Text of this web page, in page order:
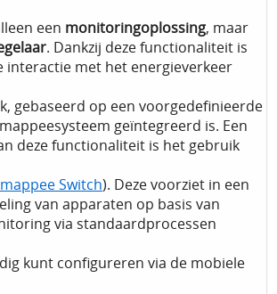
een monitoringoplossing, maar
. Dankzij deze functionaliteit is
interactie met het energieverkeer
gebaseerd op een voorgedefinieerde
geïntegreerd is. Een
deze functionaliteit is het gebruik
Switch). Deze voorziet in een
van apparaten op basis van
via standaardprocessen
kunt configureren via de mobiele